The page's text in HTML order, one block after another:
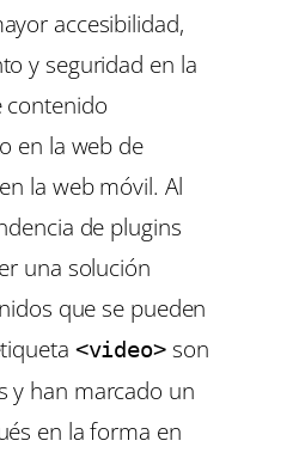
accesibilidad,
y seguridad en la
contenido
en la web de
la web móvil. Al
de plugins
una solución
que se pueden
<video>son
y han marcado un
en la forma en